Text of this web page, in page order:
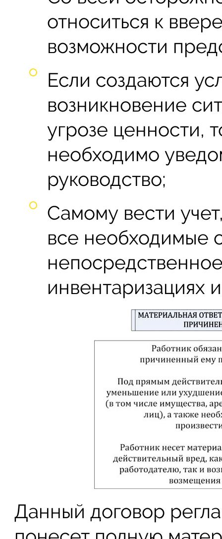
относиться к
возможности
Если создаются
возникновение
угрозе ценности,
необходимо
руководство;
Самому вести
все необходимые
инвентаризациях
Данный договор